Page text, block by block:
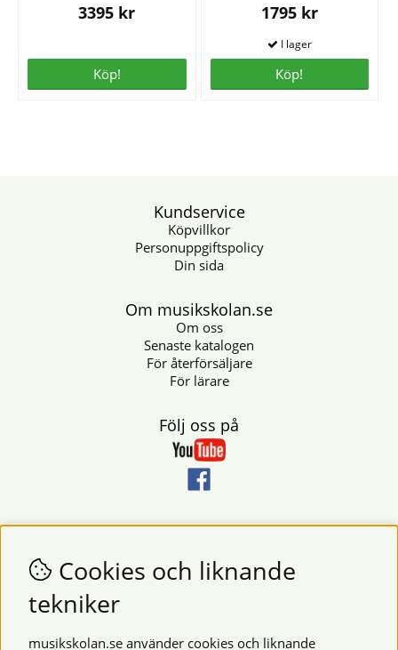
3395 kr
Köp!
1795 kr
Köp!
Kundservice
Köpvillkor
Personuppgiftspolicy
Din sida
Om musikskolan.se
Om oss
Senaste katalogen
För återförsäljare
För lärare
Följ oss på
Nyhetsbrev
Vill du få nyheter och erbjudanden från oss? Fyll då i din e-
postadress i fältet nedan.
Cookies och liknande
tekniker
musikskolan.se använder cookies och liknande